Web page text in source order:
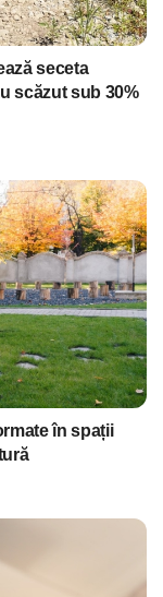
seceta
scăzut sub 30%
în spații